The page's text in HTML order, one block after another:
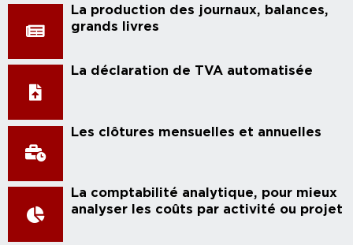
La production des journaux, balances,
grands livres
La déclaration de TVA automatisée
Les clôtures mensuelles et annuelles
La comptabilité analytique, pour mieux
analyser les coûts par activité ou projet